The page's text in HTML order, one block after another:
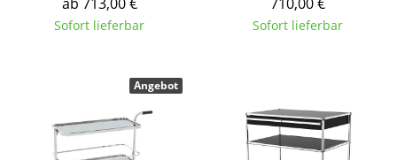
Doppelbetten
Kinderbetten
Nachttische & Bettzubehör
Sofort lieferbar Sofort lieferbar
Angebot